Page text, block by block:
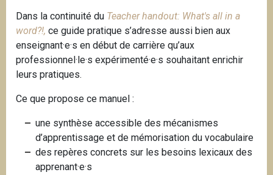
Dans la continuité du Teacher handout: What's all in a
word?!, ce guide pratique s’adresse aussi bien aux
enseignant·e·s en début de carrière qu’aux
professionnel·le·s expérimenté·e·s souhaitant enrichir
leurs pratiques.
Ce que propose ce manuel :
une synthèse accessible des mécanismes
d’apprentissage et de mémorisation du vocabulaire
des repères concrets sur les besoins lexicaux des
apprenant·e·s